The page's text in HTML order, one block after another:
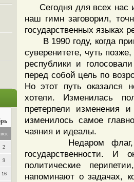
вск
2
9
16
Сегодня для всех нас
наш гимн заговорил,
государственных языках
В 1990 году, когда
суверенитете, чуть
республики и
перед собой цель по
Но этот путь оказался
хотели. Изменилась
претерпели изменения
изменилось самое
чаяния и идеалы.
Недаром флаг,
государственности. И
политические
напоминают о задачах,